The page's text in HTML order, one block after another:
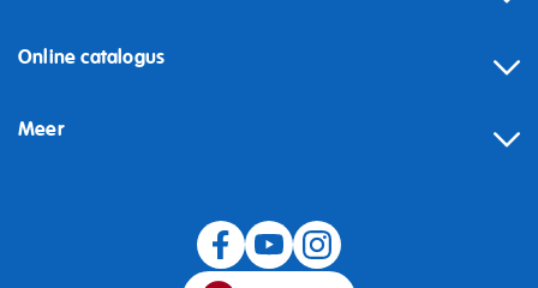
Online catalogus
Meer